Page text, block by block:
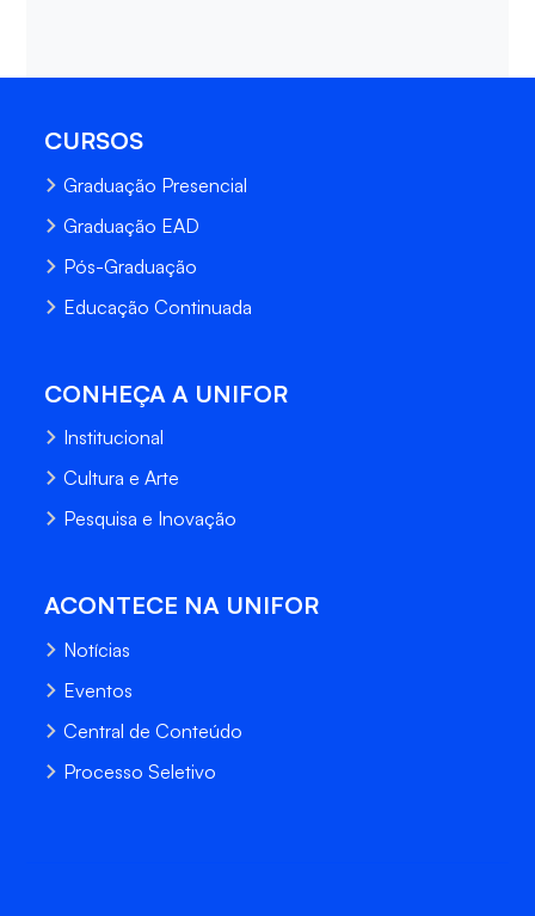
CURSOS
Graduação Presencial
Graduação EAD
Pós-Graduação
Educação Continuada
CONHEÇA A UNIFOR
Institucional
Cultura e Arte
Pesquisa e Inovação
ACONTECE NA UNIFOR
Notícias
Eventos
Central de Conteúdo
Processo Seletivo